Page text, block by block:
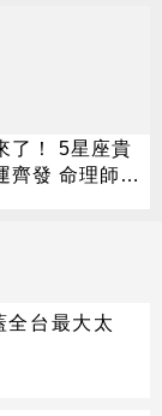
了！ 5星座貴
齊發 命理師：
期
全台最大太